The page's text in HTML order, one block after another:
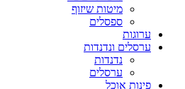
מיטות שיזוף
ספסלים
ערוגות
ערסלים ונדנדות
נדנדות
ערסלים
פינות אוכל